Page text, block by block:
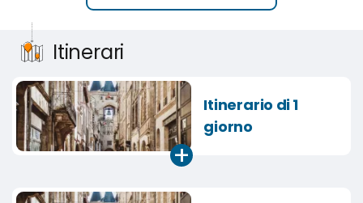
Itinerari
Itinerario di 1
giorno
+